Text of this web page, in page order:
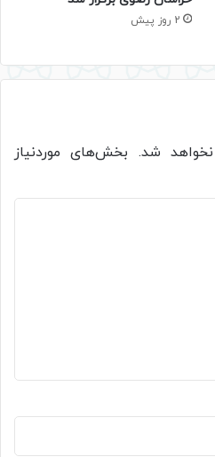
2 روز پیش
شد. بخش‌های موردنیاز